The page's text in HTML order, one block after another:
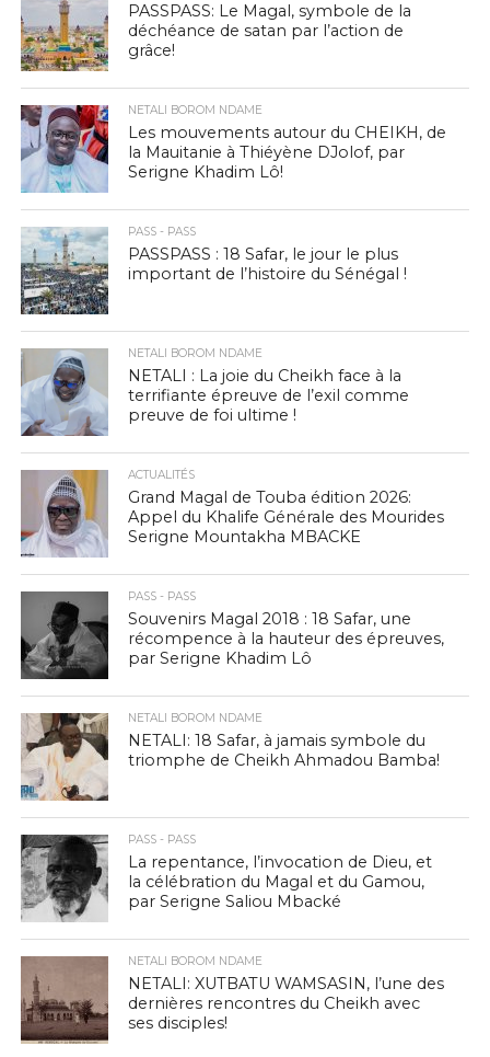
PASSPASS: Le Magal, symbole de la
déchéance de satan par l’action de
grâce!
NETALI BOROM NDAME
Les mouvements autour du CHEIKH, de
la Mauitanie à Thiéyène DJolof, par
Serigne Khadim Lô!
PASS - PASS
PASSPASS : 18 Safar, le jour le plus
important de l’histoire du Sénégal !
NETALI BOROM NDAME
NETALI : La joie du Cheikh face à la
terrifiante épreuve de l’exil comme
preuve de foi ultime !
ACTUALITÉS
Grand Magal de Touba édition 2026:
Appel du Khalife Générale des Mourides
Serigne Mountakha MBACKE
PASS - PASS
Souvenirs Magal 2018 : 18 Safar, une
récompence à la hauteur des épreuves,
par Serigne Khadim Lô
NETALI BOROM NDAME
NETALI: 18 Safar, à jamais symbole du
triomphe de Cheikh Ahmadou Bamba!
PASS - PASS
La repentance, l’invocation de Dieu, et
la célébration du Magal et du Gamou,
par Serigne Saliou Mbacké
NETALI BOROM NDAME
NETALI: XUTBATU WAMSASIN, l’une des
dernières rencontres du Cheikh avec
ses disciples!